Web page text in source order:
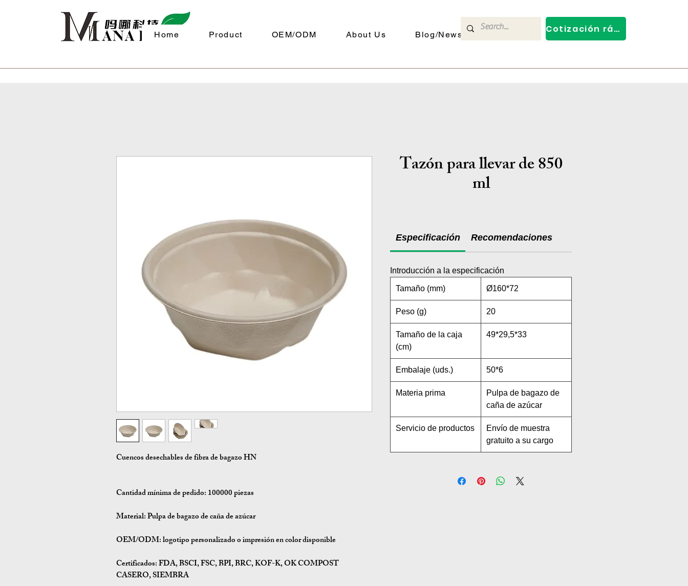
Home Product OEM/ODM About Us Blog/News Cotización rápida
Cuencos desechables de fibra de bagazo HN
Cantidad mínima de pedido: 100000 piezas
Material: Pulpa de bagazo de caña de azúcar
OEM/ODM: logotipo personalizado o impresión en color disponible
Certificados: FDA, BSCI, FSC, BPI, BRC, KOF-K, OK COMPOST
CASERO, SIEMBRA
Tazón para llevar de 850
ml
Especificación Recomendaciones
Introducción a la especificación
Tamaño (mm) Ø160*72
Peso (g) 20
Tamaño de la caja
(cm)
49*29,5*33
Embalaje (uds.) 50*6
Materia prima
Pulpa de bagazo de
caña de azúcar
Servicio de productos
Envío de muestra
gratuito a su cargo